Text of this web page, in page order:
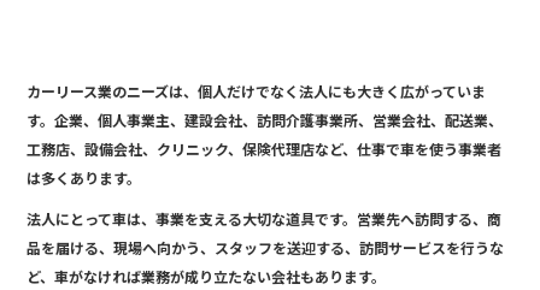
カーリース業のニーズは、個人だけでなく法人にも大きく広がっていま
す。企業、個人事業主、建設会社、訪問介護事業所、営業会社、配送業、
工務店、設備会社、クリニック、保険代理店など、仕事で車を使う事業者
は多くあります。
法人にとって車は、事業を支える大切な道具です。営業先へ訪問する、商
品を届ける、現場へ向かう、スタッフを送迎する、訪問サービスを行うな
ど、車がなければ業務が成り立たない会社もあります。